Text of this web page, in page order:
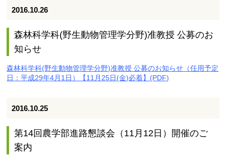
2016.10.26
森林科学科(野生動物管理学分野)准教授 公募のお
知らせ
森林科学科(野生動物管理学分野)准教授 公募のお知らせ（任用予定
日：平成29年4月1日）【11月25日(金)必着】(PDF)
2016.10.25
第14回農学部進路懇談会（11月12日）開催のご
案内